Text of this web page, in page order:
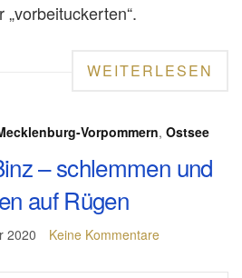
WEITERLESEN
Vorpommern, Ostsee
– schlemmen und
auf Rügen
2020 Keine Kommentare